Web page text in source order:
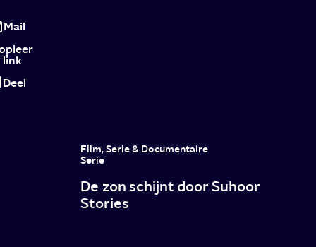
The
Creator:
een
epische
Mail
link
Deel
Film, Serie & Documentaire
Serie
De zon schijnt door Suhoor
Stories